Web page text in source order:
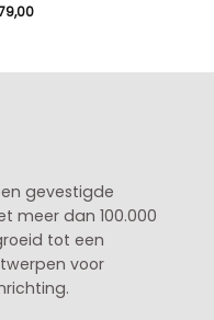
gevestigde
meer dan 100.000
tot een
voor